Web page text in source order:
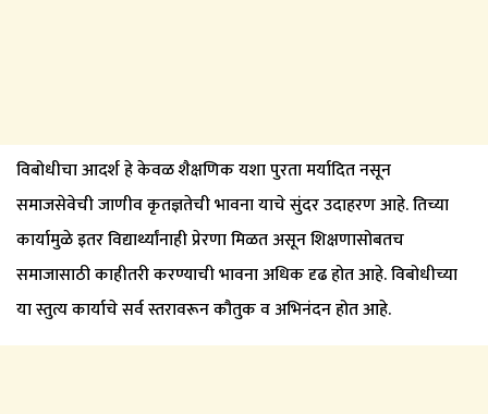
विबोधीचा आदर्श हे केवळ शैक्षणिक यशा पुरता मर्यादित नसून
समाजसेवेची जाणीव कृतज्ञतेची भावना याचे सुंदर उदाहरण आहे. तिच्या
कार्यामुळे इतर विद्यार्थ्यांनाही प्रेरणा मिळत असून शिक्षणासोबतच
समाजासाठी काहीतरी करण्याची भावना अधिक दृढ होत आहे. विबोधीच्या
या स्तुत्य कार्याचे सर्व स्तरावरून कौतुक व अभिनंदन होत आहे.